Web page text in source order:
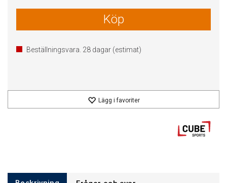
Köp
Beställningsvara. 28 dagar (estimat)
Lägg i favoriter